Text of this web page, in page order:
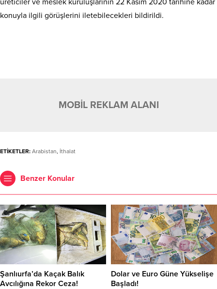
konuyla ilgili görüşlerini iletebilecekleri bildirildi.
MOBİL REKLAM ALANI
ETİKETLER: Arabistan, İthalat
Benzer Konular
Şanlıurfa’da Kaçak Balık
Avcılığına Rekor Ceza!
Dolar ve Euro Güne Yükselişe
Başladı!